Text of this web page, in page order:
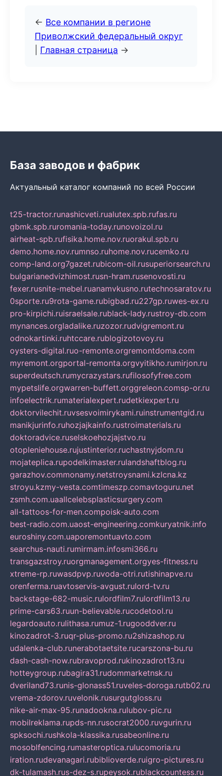
← Все компании в регионе
Приволжский федеральный округ
Главная страница →
База заводов и фабрик
Актуальный каталог компаний по всей России
t25-tractor.runashicveti.rualutex.spb.rufas.ru
gbmk.spb.ruromania-today.runovoizol.ru
airheat-spb.rufisika.home.nov.ruorakul.spb.ru
demo.home.nov.rumnso.ruhome.nov.rucemko.ru
comp-land.org7gazet.rubicom-oil.rusuperiorsearch.ru
bulgarianedvizhimost.rusn-hram.rusenovosti.ru
fexer.rusnite-mebel.ruanamvkusno.rutechnosaratov.ru
0sporte.ru9rota-game.rubigbad.ru227gp.ruwes-ex.ru
pro-kirpichi.ruisraelsale.rublack-lady.rustroy-db.com
mynances.orgladalike.ruzozor.rudvigremont.ru
odnokartinki.ruhtccare.rublogizotovoy.ru
oysters-digital.ruo-remonte.orgremontdoma.com
myremont.orgportal-remonta.orgvyitikho.rumirjon.ru
superdeutsch.rumycrazystars.rufilosofyfree.com
mypetslife.orgwarren-buffett.orggreleon.comsp-or.ru
infoelectrik.rumaterialexpert.rudetkiexpert.ru
doktorvilechit.ruvsesvoimirykami.ruinstrumentgid.ru
manikjurinfo.ruhozjajkainfo.rustroimaterials.ru
doktoradvice.ruselskoehozjajstvo.ru
otopleniehouse.rujustinterior.ruchastnyjdom.ru
mojateplica.rupodelkimaster.rulandshaftblog.ru
garazhov.commonamy.netstroysnami.kzlcna.kz
stroyu.kzmy-vesta.comtimeszp.comavtoguru.net
zsmh.com.uaallcelebsplasticsurgery.com
all-tattoos-for-men.compoisk-auto.com
best-radio.com.uaost-engineering.comkuryatnik.info
euroshiny.com.uaporemontuavto.com
searchus-nauti.rumirmam.infosmi366.ru
transgazstroy.ruorgmanagement.orgyes-fitness.ru
xtreme-rp.ruwasdpvp.ruvoda-otri.rutishinapve.ru
orenferma.ruavtoservis-avgust.rulord-tv.ru
backstage-682-music.rulordfilm7.rulordfilm13.ru
prime-cars63.ruun-believable.rucodetool.ru
legardoauto.rulithasa.rumuz-1.rugooddver.ru
kinozadrot-3.ruqr-plus-promo.ru2shizashop.ru
udalenka-club.runerabotaetsite.rucarszona-bu.ru
dash-cash-now.rubravoprod.rukinozadrot13.ru
hotteygroup.rubagira31.rudommarketnsk.ru
dveriland73.runis-glonass51.ruveles-doroga.rutb02.ru
vrema-zdorov.ruvelonik.rusurgutgloss.ru
nike-air-max-95.runadookna.rulubov-pic.ru
mobilreklama.rupds-nn.rusocrat2000.ruvgurin.ru
spksochi.rushkola-klassika.rusabeonline.ru
mosoblfencing.rumasteroptica.rulucomoria.ru
iration.rudevanagari.rubiblioverde.ruigro-pictures.ru
dk-tulamash.rus-dez-s.rupeysok.rublackcountess.ru